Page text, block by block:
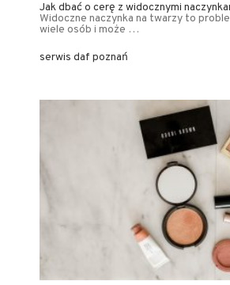
Jak dbać o cerę z widocznymi
Widoczne naczynka na twarzy to
wiele osób i może …
serwis daf poznań